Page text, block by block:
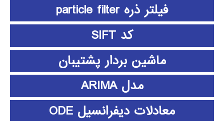
فیلتر ذره particle filter
کد SIFT
ماشین بردار پشتیبان
مدل ARIMA
معادلات دیفرانسیل ODE